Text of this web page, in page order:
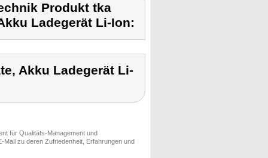
Produkt tka
Ladegerät Li-Ion:
Akku Ladegerät Li-
für Qualitäts-Management und
zu deren Zufriedenheit, Erfahrungen und